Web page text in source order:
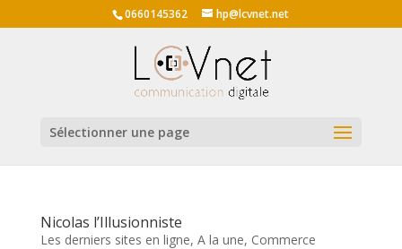
0660145362 hp@lcvnet.net
Sélectionner une page
Nicolas l’Illusionniste
Les derniers sites en ligne, A la une, Commerce